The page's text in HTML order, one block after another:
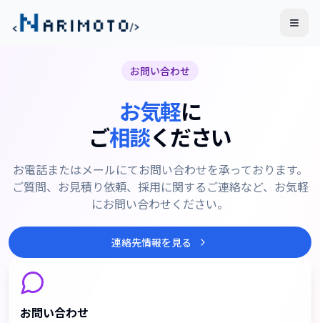
メニ
お問い合わせ
お気軽に
ご相談ください
お電話またはメールにてお問い合わせを承っております。
ご質問、お見積り依頼、採用に関するご連絡など、お気軽
にお問い合わせください。
連絡先情報を見る
お問い合わせ